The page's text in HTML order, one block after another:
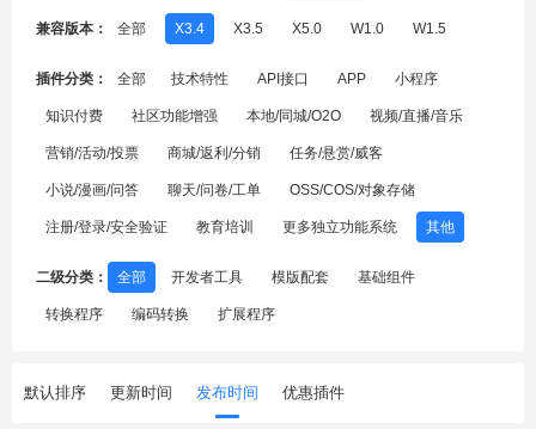
兼容版本： 全部 X3.4 X3.5 X5.0 W1.0 W1.5
插件分类： 全部 技术特性 API接口 APP 小程序
知识付费 社区功能增强 本地/同城/O2O 视频/直播/音乐
营销/活动/投票 商城/返利/分销 任务/悬赏/威客
小说/漫画/问答 聊天/问卷/工单 OSS/COS/对象存储
注册/登录/安全验证 教育培训 更多独立功能系统 其他
二级分类： 全部 开发者工具 模版配套 基础组件
转换程序 编码转换 扩展程序
默认排序 更新时间 发布时间 优惠插件